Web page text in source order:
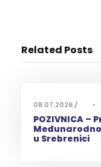
Related Posts
08.07.2026. •
POZIVNICA –
u Srebrenici